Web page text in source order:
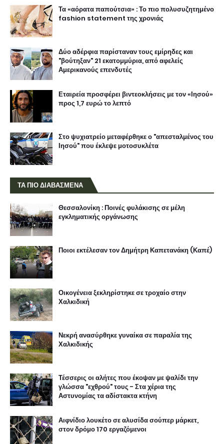
Τα «αόρατα παπούτσια» : Το πιο πολυσυζητημένο
fashion statement της χρονιάς
Δύο αδέρφια παρίσταναν τους εμίρηδες και
"βούτηξαν" 21 εκατομμύρια, από αφελείς
Αμερικανούς επενδυτές
Εταιρεία προσφέρει βιντεοκλήσεις με τον «Ιησού»
προς 1,7 ευρώ το λεπτό
Στο ψυχιατρείο μεταφέρθηκε ο "απεσταλμένος του
Ιησού" που έκλεψε μοτοσυκλέτα
ΤΑ ΠΙΟ ΔΙΑΒΑΣΜΕΝΑ
Θεσσαλονίκη : Ποινές φυλάκισης σε μέλη
εγκληματικής οργάνωσης
Ποιοι εκτέλεσαν τον Δημήτρη Καπετανάκη (Καπέ)
Οικογένεια ξεκληρίστηκε σε τροχαίο στην
Χαλκιδική
Νεκρή ανασύρθηκε γυναίκα σε παραλία της
Χαλκιδικής
Τέσσερις οι αλήτες που έκοψαν με ψαλίδι την
γλώσσα "εχθρού" τους - Στα χέρια της
Αστυνομίας τα αδίστακτα κτήνη
Αιφνίδιο λουκέτο σε αλυσίδα σούπερ μάρκετ,
στον δρόμο 170 εργαζόμενοι